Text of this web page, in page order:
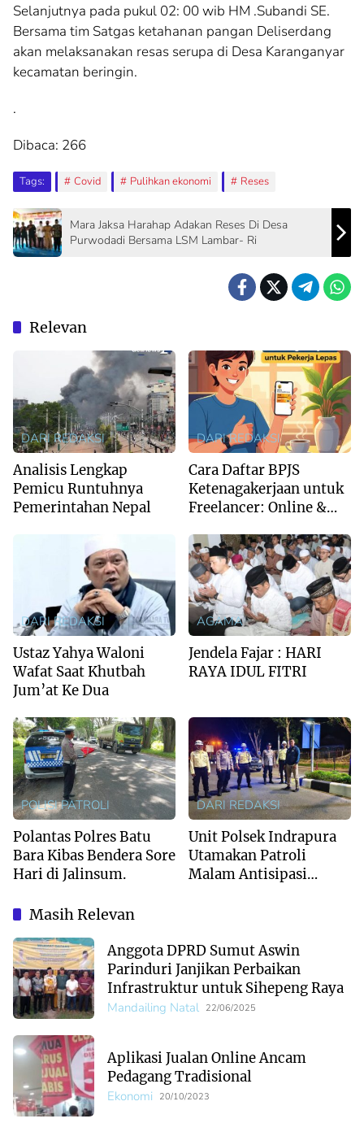
Selanjutnya pada pukul 02: 00 wib HM .Subandi SE.
Bersama tim Satgas ketahanan pangan Deliserdang
akan melaksanakan resas serupa di Desa Karanganyar
kecamatan beringin.
.
Dibaca: 266
Tags: Covid Pulihkan ekonomi Reses
Mara Jaksa Harahap Adakan Reses Di Desa
Purwodadi Bersama LSM Lambar- Ri
Relevan
DARI REDAKSI
Analisis Lengkap
Pemicu Runtuhnya
Pemerintahan Nepal
DARI REDAKSI
Cara Daftar BPJS
Ketenagakerjaan untuk
Freelancer: Online &
DARI REDAKSI
Ustaz Yahya Waloni
Wafat Saat Khutbah
Jum’at Ke Dua
AGAMA
Jendela Fajar : HARI
RAYA IDUL FITRI
POLISI PATROLI
Polantas Polres Batu
Bara Kibas Bendera Sore
Hari di Jalinsum.
DARI REDAKSI
Unit Polsek Indrapura
Utamakan Patroli
Malam Antisipasi
Komplek Kuala
Tanjung.
Masih Relevan
Anggota DPRD Sumut Aswin
Parinduri Janjikan Perbaikan
Infrastruktur untuk Sihepeng Raya
Mandailing Natal 22/06/2025
Aplikasi Jualan Online Ancam
Pedagang Tradisional
Ekonomi 20/10/2023